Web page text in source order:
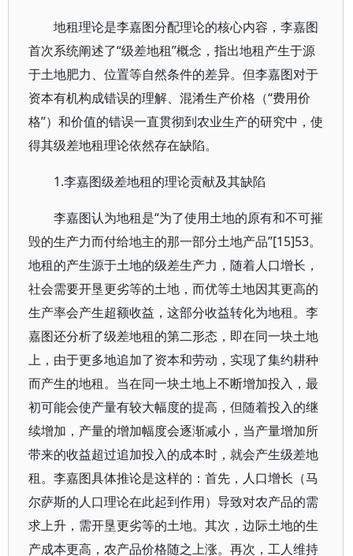
地租理论是李嘉图分配理论的核心内容，李嘉图
首次系统阐述了“级差地租”概念，指出地租产生于源
于土地肥力、位置等自然条件的差异。但李嘉图对于
资本有机构成错误的理解、混淆生产价格（“费用价
格”）和价值的错误一直贯彻到农业生产的研究中，使
得其级差地租理论依然存在缺陷。
1.李嘉图级差地租的理论贡献及其缺陷
李嘉图认为地租是“为了使用土地的原有和不可摧
毁的生产力而付给地主的那一部分土地产品”[15]53。
地租的产生源于土地的级差生产力，随着人口增长，
社会需要开垦更劣等的土地，而优等土地因其更高的
生产率会产生超额收益，这部分收益转化为地租。李
嘉图还分析了级差地租的第二形态，即在同一块土地
上，由于更多地追加了资本和劳动，实现了集约耕种
而产生的地租。当在同一块土地上不断增加投入，最
初可能会使产量有较大幅度的提高，但随着投入的继
续增加，产量的增加幅度会逐渐减小，当产量增加所
带来的收益超过追加投入的成本时，就会产生级差地
租。李嘉图具体推论是这样的：首先，人口增长（马
尔萨斯的人口理论在此起到作用）导致对农产品的需
求上升，需开垦更劣等的土地。其次，边际土地的生
产成本更高，农产品价格随之上涨。再次，工人维持